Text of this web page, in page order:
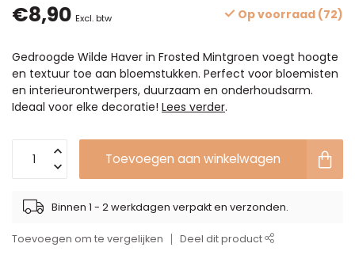
€8,90 Excl. btw Op voorraad (72)
Gedroogde Wilde Haver in Frosted Mintgroen voegt hoogte
en textuur toe aan bloemstukken. Perfect voor bloemisten
en interieurontwerpers, duurzaam en onderhoudsarm.
Ideaal voor elke decoratie! Lees verder.
Toevoegen aan winkelwagen
Binnen 1 - 2 werkdagen verpakt en verzonden.
Toevoegen om te vergelijken Deel dit product